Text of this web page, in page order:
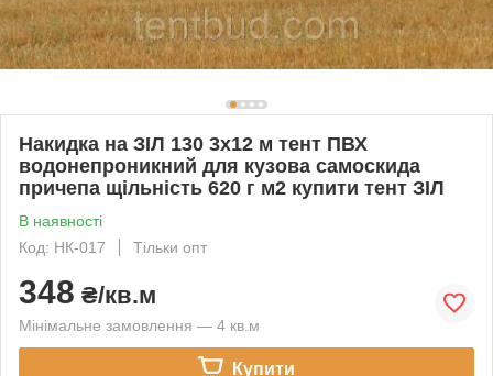
Накидка на ЗІЛ 130 3х12 м тент ПВХ
водонепроникний для кузова самоскида
причепа щільність 620 г м2 купити тент ЗІЛ
В наявності
Код: НК-017
Тільки опт
348 ₴/кв.м
Мінімальне замовлення — 4 кв.м
Купити